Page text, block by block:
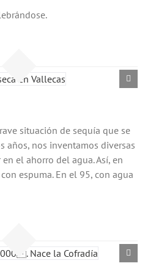
situación de sequía que se
años, nos inventamos diversas
el ahorro del agua. Así, en
espuma. En el 95, con agua